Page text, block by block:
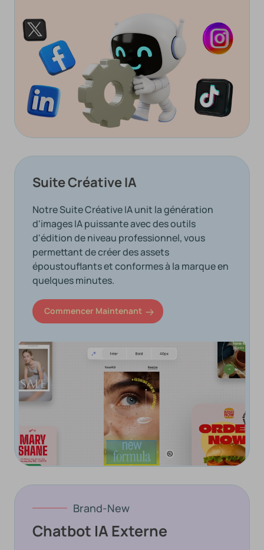
Suite Créative IA
Notre Suite Créative IA unit la génération
d'images IA puissante avec des outils
d'édition de niveau professionnel, vous
permettant de créer des assets
époustouflants et conformes à la marque en
quelques minutes.
Commencer Maintenant
Brand-New
Chatbot IA Externe